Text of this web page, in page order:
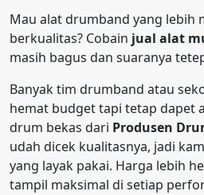
Mau alat drumband yang lebih
berkualitas? Cobain jual alat
masih bagus dan suaranya
Banyak tim drumband atau
hemat budget tapi tetap dapet
drum bekas dari Produsen
udah dicek kualitasnya, jadi
yang layak pakai. Harga lebih
tampil maksimal di setiap